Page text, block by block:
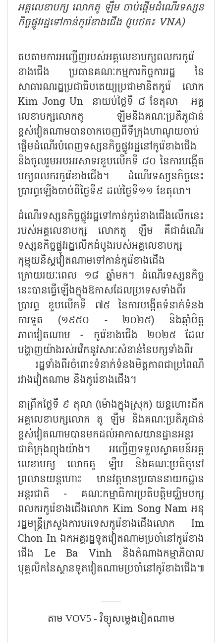
អគ្គលេខាបក្ស លោកតូ ឡឹម ចាប់ផ្តើមដំណើរទស្សន
កិច្ចផ្លូវរដ្ឋទៅកាន់កូរ៉េខាងជើង (រូបថត៖ VNA)
តបតាមការអញ្ជើញរបស់អគ្គលេខាបក្សពលករកូរ៉េ
ខាងជើង ប្រធានគណៈកម្មការកិច្ចការរដ្ឋ នៃ
សាធារណរដ្ឋប្រជាធិបតេយ្យប្រជាមានិតកូរ៉េ លោក
Kim Jong Un នាយប់ថ្ងៃទី ៨ ខែតុលា អគ្គ
លេខាបក្សលោកតូ ឡឹមនិងគណៈប្រតិភូជាន់
ខ្ពស់វៀតណាមបានចាកចេញពីទីក្រុងហាណូយចាប់
ផ្តើមដំណើរបំពេញទស្សនកិច្ចផ្លូវរដ្ឋនៅកូរ៉េខាងជើង
និងចូលរួមអបអរសាទរខួបលើកទី ៨០ នៃការបង្កើត
បក្សពលករកូរ៉េខាងជើង។ ដំណើរទស្សនកិច្ចនេះ
ប្រារព្ធឡើងចាប់ពីថ្ងៃទី៩ ដល់ថ្ងៃទី១១ ខែតុលា។
ដំណើរទស្សនកិច្ចផ្លូវរដ្ឋទៅកាន់កូរ៉េខាងជើងលើកនេះ
របស់អគ្គលេខាបក្ស លោកតូ ឡឹម គឺជាដំណើរ
ទស្សនកិច្ចផ្លូវរដ្ឋលើកដំបូងរបស់អគ្គលេខាបក្ស
កុម្មុយនិស្តវៀតណាមទៅកាន់កូរ៉េខាងជើង
ក្រោយរយៈពេល ១៨ ឆ្នាំមក។ ដំណើរទស្សនកិច្ច
នេះបានធ្វើឡើងក្នុងឱកាសដែលប្រទេសទាំងពីរ
ប្រារព្ធ ខួបលើកទី ៧៥ នៃការបង្កើតទំនាក់ទំនង
ការទូត (១៩៥០ - ២០២៥) និងឆ្នាំមិត្ត
ភាពវៀតណាម - កូរ៉េខាងជើង ២០២៥ ដែល
បង្ហាញយ៉ាងរស់រវើកនូវសារៈសំខាន់នៃបក្សទាំងពីរ
រដ្ឋទាំងពីរចំពោះទំនាក់ទំនងមិត្តភាពជាប្រពៃណី
រវាងវៀតណាម និងកូរ៉េខាងជើង។
នាព្រឹកថ្ងៃទី ៩ តុលា (ម៉ោងក្នុងស្រុក) យន្តហោះដឹក
អគ្គលេខាបក្សលោក តូ ឡឹម និងគណៈប្រតិភូជាន់
ខ្ពស់វៀតណាមបានមកដល់អាកាសយានដ្ឋានអន្តរ
ជាតិក្រុងព្យុងយ៉ាង។ អញ្ជើញទទួលស្វាគមន៍អគ្គ
លេខាបក្ស លោកតូ ឡឹម និងគណៈប្រតិភូនៅ
ព្រលានយន្តហោះ មានវត្តមានប្រធាននាយកដ្ឋាន
អន្តរជាតិ - គណៈកម្មាធិការប្រតិបត្តិមជ្ឈិមបក្ស
ពលករកូរ៉េខាងជើងលោក Kim Song Nam អនុ
រដ្ឋមន្ត្រីក្រសួងការបរទេសកូរ៉េខាងជើងលោក Im
Chon In ឯកអគ្គរដ្ឋទូតវៀតណាមប្រចាំនៅកូរ៉េខាង
ជើង Le Ba Vinh និងតំណាងកម្មាភិបាល
បុគ្គលិកនៃស្ថានទូតវៀតណាមប្រចាំនៅកូរ៉ខាងជើង៕
តាម​ VOV5 - វិទ្យុសម្លេងវៀតណាម